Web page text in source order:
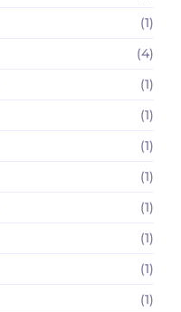
(1)
(4)
(1)
(1)
(1)
(1)
(1)
(1)
(1)
(1)